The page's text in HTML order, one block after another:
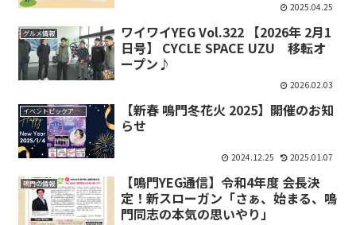
2025.04.25
グルメ情報
ワイワイYEG Vol.322 【2026年 2月1
日号】 CYCLE SPACE UZU 移転オ
ープン♪
2026.02.03
イベントピックアップ
【新春 鳴門冬花火 2025】開催のお知
らせ
2024.12.25 2025.01.07
鳴門の情報
【鳴門YEG通信】令和4年度 会長決
定！新スローガン「さぁ、始まる、鳴
門同志の本気の思いやり」